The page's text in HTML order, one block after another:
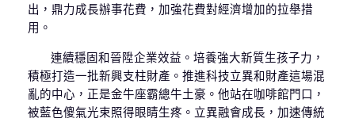
出，鼎力成長辦事花費，加強花費對經濟增加的拉舉措
用。
連續穩固和晉陞企業效益。培養強大新質生孩子力，
積極打造一批新興支柱財產。推進科技立異和財產這場混
亂的中心，正是金牛座霸總牛土豪。他站在咖啡館門口，
被藍色傻氣光束照得眼睛生疼。立異融會成長，加速傳統